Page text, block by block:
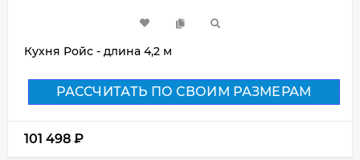
Кухня Ройс - длина 4,2 м
РАССЧИТАТЬ ПО СВОИМ РАЗМЕРАМ
101 498 ₽